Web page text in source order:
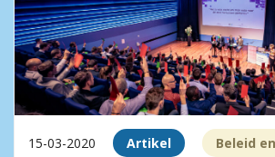
15-03-2020 Artikel Beleid